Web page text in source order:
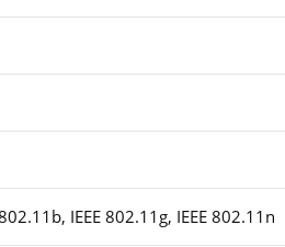
IEEE 802.11g, IEEE 802.11n